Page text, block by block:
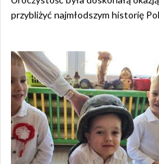
przybliżyć najmłodszym historię